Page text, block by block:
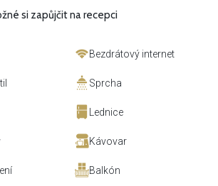
si zapůjčit na recepci
Bezdrátový internet
Sprcha
Lednice
Kávovar
Balkón